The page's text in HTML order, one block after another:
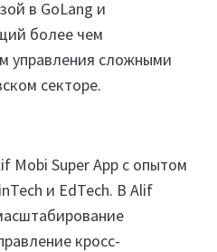
в GoLang и
более чем
управления сложными
секторе.
Mobi Super App с опытом
и EdTech. В Alif
кросс-